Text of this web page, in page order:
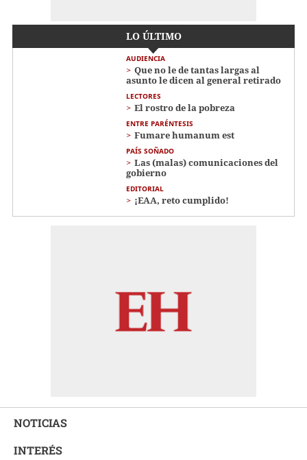
LO ÚLTIMO
AUDIENCIA
Que no le de tantas largas al
asunto le dicen al general retirado
LECTORES
El rostro de la pobreza
ENTRE PARÉNTESIS
Fumare humanum est
PAÍS SOÑADO
Las (malas) comunicaciones del
gobierno
EDITORIAL
¡EAA, reto cumplido!
NOTICIAS
INTERÉS